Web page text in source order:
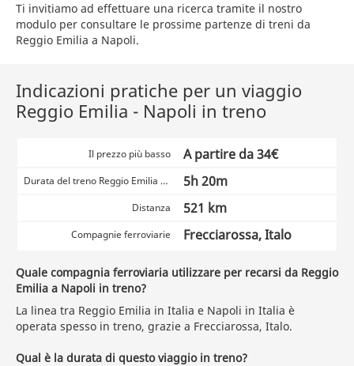
Ti invitiamo ad effettuare una ricerca tramite il nostro
modulo per consultare le prossime partenze di treni da
Reggio Emilia a Napoli.
Indicazioni pratiche per un viaggio
Reggio Emilia - Napoli in treno
Il prezzo più basso A partire da 34€
Durata del treno Reggio Emilia Napoli 5h 20m
Distanza 521 km
Compagnie ferroviarie Frecciarossa, Italo
Quale compagnia ferroviaria utilizzare per recarsi da Reggio
Emilia a Napoli in treno?
La linea tra Reggio Emilia in Italia e Napoli in Italia è
operata spesso in treno, grazie a Frecciarossa, Italo.
Qual è la durata di questo viaggio in treno?